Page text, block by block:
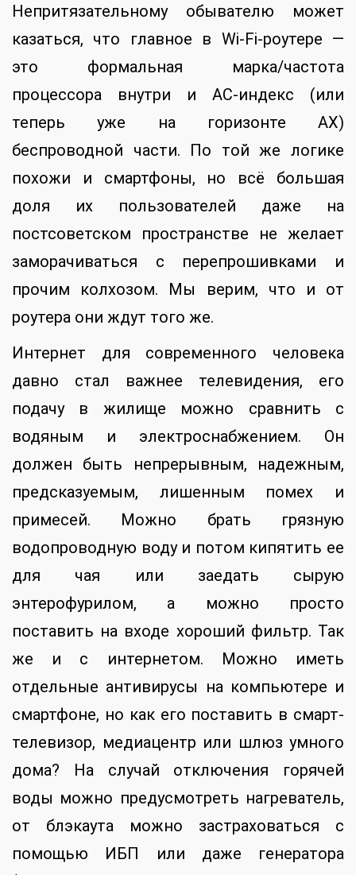
Непритязательному обывателю может
казаться, что главное в Wi-Fi-роутере —
это формальная марка/частота
процессора внутри и AC-индекс (или
теперь уже на горизонте AX)
беспроводной части. По той же логике
похожи и смартфоны, но всё большая
доля их пользователей даже на
постсоветском пространстве не желает
заморачиваться с перепрошивками и
прочим колхозом. Мы верим, что и от
роутера они ждут того же.
Интернет для современного человека
давно стал важнее телевидения, его
подачу в жилище можно сравнить с
водяным и электроснабжением. Он
должен быть непрерывным, надежным,
предсказуемым, лишенным помех и
примесей. Можно брать грязную
водопроводную воду и потом кипятить ее
для чая или заедать сырую
энтерофурилом, а можно просто
поставить на входе хороший фильтр. Так
же и с интернетом. Можно иметь
отдельные антивирусы на компьютере и
смартфоне, но как его поставить в смарт-
телевизор, медиацентр или шлюз умного
дома? На случай отключения горячей
воды можно предусмотреть нагреватель,
от блэкаута можно застраховаться с
помощью ИБП или даже генератора